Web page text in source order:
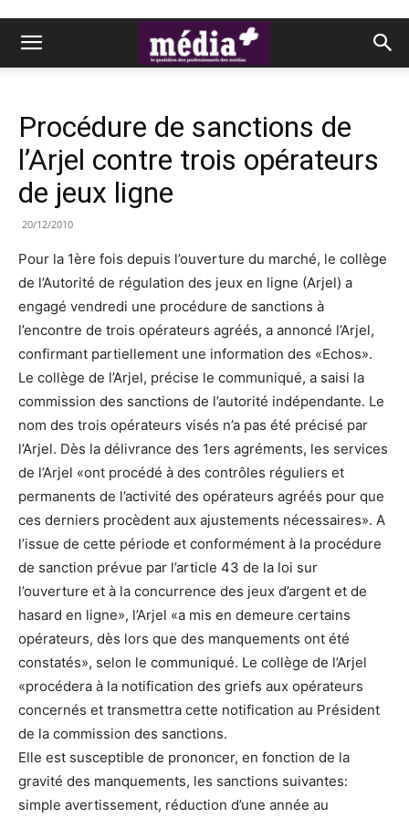
Procédure de sanctions de
l’Arjel contre trois opérateurs
de jeux ligne
20/12/2010
Pour la 1ère fois depuis l’ouverture du marché, le collège
de l’Autorité de régulation des jeux en ligne (Arjel) a
engagé vendredi une procédure de sanctions à
l’encontre de trois opérateurs agréés, a annoncé l’Arjel,
confirmant partiellement une information des «Echos».
Le collège de l’Arjel, précise le communiqué, a saisi la
commission des sanctions de l’autorité indépendante. Le
nom des trois opérateurs visés n’a pas été précisé par
l’Arjel. Dès la délivrance des 1ers agréments, les services
de l’Arjel «ont procédé à des contrôles réguliers et
permanents de l’activité des opérateurs agréés pour que
ces derniers procèdent aux ajustements nécessaires». A
l’issue de cette période et conformément à la procédure
de sanction prévue par l’article 43 de la loi sur
l’ouverture et à la concurrence des jeux d’argent et de
hasard en ligne», l’Arjel «a mis en demeure certains
opérateurs, dès lors que des manquements ont été
constatés», selon le communiqué. Le collège de l’Arjel
«procédera à la notification des griefs aux opérateurs
concernés et transmettra cette notification au Président
de la commission des sanctions.
Elle est susceptible de prononcer, en fonction de la
gravité des manquements, les sanctions suivantes:
simple avertissement, réduction d’une année au